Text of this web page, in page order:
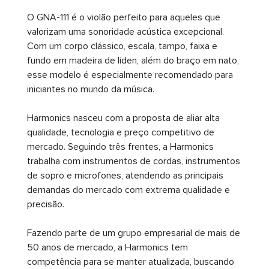
O GNA-111 é o violão perfeito para aqueles que
valorizam uma sonoridade acústica excepcional.
Com um corpo clássico, escala, tampo, faixa e
fundo em madeira de liden, além do braço em nato,
esse modelo é especialmente recomendado para
iniciantes no mundo da música.
Harmonics nasceu com a proposta de aliar alta
qualidade, tecnologia e preço competitivo de
mercado. Seguindo três frentes, a Harmonics
trabalha com instrumentos de cordas, instrumentos
de sopro e microfones, atendendo as principais
demandas do mercado com extrema qualidade e
precisão.
Fazendo parte de um grupo empresarial de mais de
50 anos de mercado, a Harmonics tem
competência para se manter atualizada, buscando